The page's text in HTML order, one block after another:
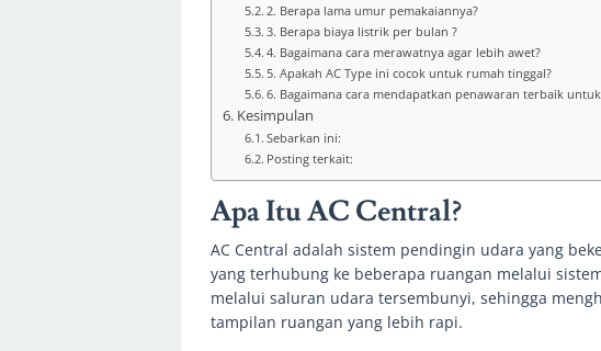
2. Berapa lama umur pemakaiannya?
3. Berapa biaya listrik per bulan ?
4. Bagaimana cara merawatnya agar lebih awet?
5. Apakah AC Type ini cocok untuk rumah tinggal?
6. Bagaimana cara mendapatkan penawaran terbaik
Kesimpulan
Sebarkan ini:
Posting terkait:
Apa Itu AC Central?
AC Central adalah sistem pendingin udara yang
yang terhubung ke beberapa ruangan melalui
melalui saluran udara tersembunyi, sehingga
tampilan ruangan yang lebih rapi.